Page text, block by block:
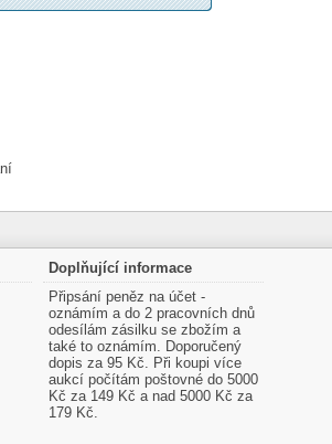
Doplňující informace
Připsání peněz na účet -
oznámím a do 2 pracovních dnů
odesílám zásilku se zbožím a
také to oznámím. Doporučený
dopis za 95 Kč. Při koupi více
aukcí počítám poštovné do 5000
Kč za 149 Kč a nad 5000 Kč za
179 Kč.